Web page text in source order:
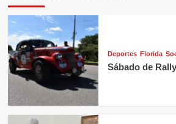
Deportes Florida
Sábado de